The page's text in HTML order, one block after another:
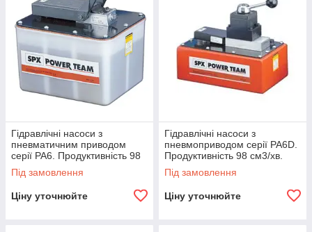
Гідравлічні насоси з
пневматичним приводом
серії PA6. Продуктивність 98
см3/хв.
Під замовлення
Ціну уточнюйте
Гідравлічні насоси з
пневмоприводом серії PA6D.
Продуктивність 98 см3/хв.
Під замовлення
Ціну уточнюйте